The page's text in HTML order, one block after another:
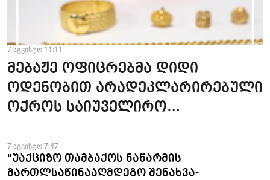
7 აგვისტო 11:11
მებაჟე ოფიცრებმა დიდი
ოდენობით არადეკლარირებული
ოქროს საიუველირო
ფაქტები აღკვეთეს
7 აგვისტო 7:47
"უაქციზო თამბაქოს ნაწარმის
მართლსაწინააღმდეგო შენახვა-